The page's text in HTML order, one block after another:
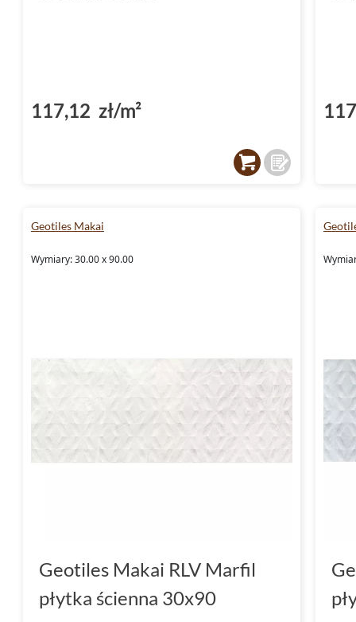
117,12 zł/m²
Geotiles Makai
Wymiary: 30.00 x 90.00
Geotiles Makai RLV Marfil
płytka ścienna 30x90